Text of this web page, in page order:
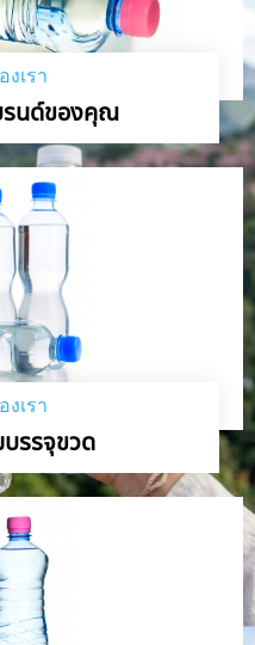
งเรา
รนด์ของคุณ
งเรา
รรจุขวด